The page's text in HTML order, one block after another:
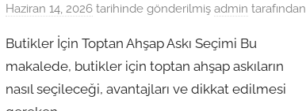
Haziran 14, 2026 tarihinde gönderilmiş admin tarafından
Butikler İçin Toptan Ahşap Askı Seçimi Bu
makalede, butikler için toptan ahşap askıların
nasıl seçileceği, avantajları ve dikkat edilmesi